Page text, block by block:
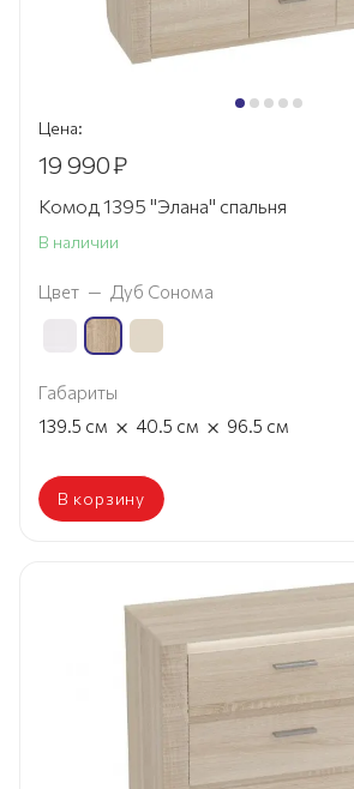
Цена:
19 990₽
Комод 1395 "Элана" спальня
В наличии
Цвет — Дуб Сонома
Габариты
139.5 см × 40.5 см × 96.5 см
В корзину